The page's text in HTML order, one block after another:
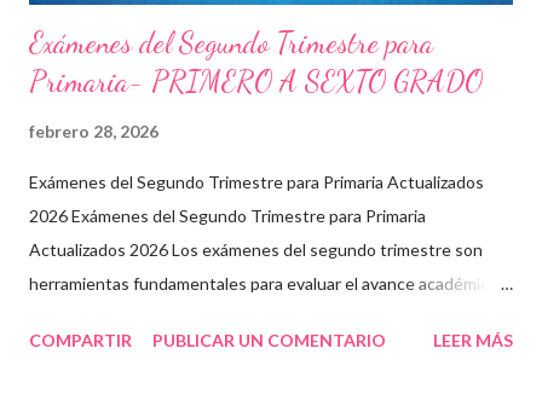
Exámenes del Segundo Trimestre para
Primaria- PRIMERO A SEXTO GRADO
febrero 28, 2026
Exámenes del Segundo Trimestre para Primaria Actualizados
2026 Exámenes del Segundo Trimestre para Primaria
Actualizados 2026 Los exámenes del segundo trimestre son
herramientas fundamentales para evaluar el avance académico
descargable en PDF, diseñado para docentes que buscan
COMPARTIR PUBLICAR UN COMENTARIO LEER MÁS